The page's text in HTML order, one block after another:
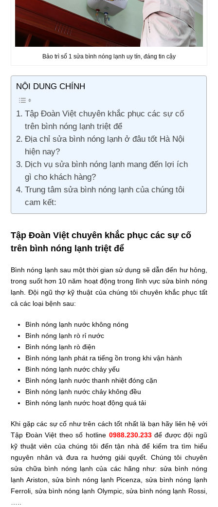
Bảo trì số 1 sửa bình nóng lạnh uy tín, đáng tin cậy
NỘI DUNG CHÍNH
Tập Đoàn Việt chuyên khắc phục các sự cố
trên bình nóng lạnh triệt để
Địa chỉ sửa bình nóng lạnh ở đâu tốt Hà Nội
hiện nay?
Dịch vụ sửa bình nóng lạnh mang đến lợi ích
gì cho khách hàng?
Trung tâm sửa bình nóng lạnh của chúng tôi
cam kết:
Tập Đoàn Việt chuyên khắc phục các sự cố
trên bình nóng lạnh triệt để
Bình nóng lạnh sau một thời gian sử dụng sẽ dẫn đến hư hỏng,
trong suốt hơn 10 năm hoạt động trong lĩnh vực sửa bình nóng
lạnh. Đội ngũ thợ kỹ thuật của chúng tôi chuyên khắc phục tất
cả các loại bệnh sau:
Bình nóng lạnh nước không nóng
Bình nóng lạnh rò rỉ nước
Bình nóng lạnh rò điện
Bình nóng lạnh phát ra tiếng ồn trong khi vận hành
Bình nóng lạnh nước chảy yếu
Bình nóng lạnh nước thanh nhiệt đóng cặn
Bình nóng lạnh nước chảy không đều
Bình nóng lạnh nước hoạt động quá tải
Khi gặp các sự cố như trên cách tốt nhất là bạn hãy liên hệ với
Tập Đoàn Việt theo số hotline 0988.230.233 để được đội ngũ
kỹ thuật viên của chúng tôi đến tận nhà để kiểm tra tìm hiểu
nguyên nhân và đưa ra hướng giải quyết. Chúng tôi chuyên
sửa chữa bình nóng lạnh của các hãng như: sửa bình nóng
lạnh Ariston, sửa bình nóng lạnh Picenza, sửa bình nóng lạnh
Ferroli, sửa bình nóng lạnh Olympic, sửa bình nóng lạnh Rossi,
…..